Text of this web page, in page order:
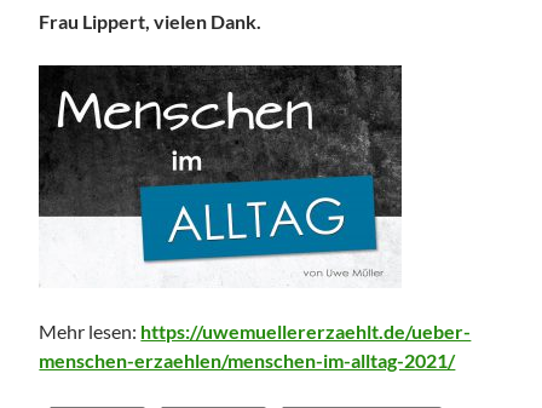
Frau Lippert, vielen Dank.
Mehr lesen: https://uwemuellererzaehlt.de/ueber-
menschen-erzaehlen/menschen-im-alltag-2021/